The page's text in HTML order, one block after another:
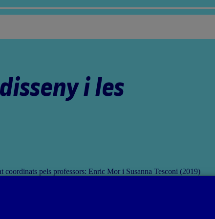
i les
coordinats pels professors: Enric Mor i Susanna Tesconi (2019)